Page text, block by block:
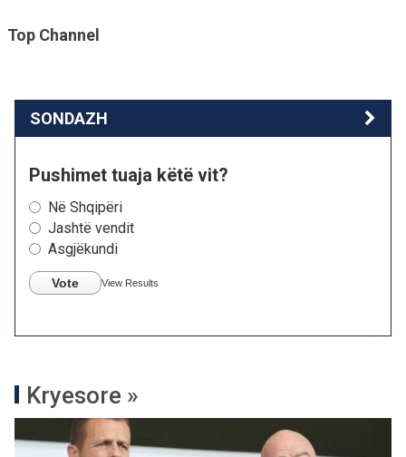
Top Channel
SONDAZH
Pushimet tuaja këtë vit?
Në Shqipëri
Jashtë vendit
Asgjëkundi
Vote View Results
Kryesore »